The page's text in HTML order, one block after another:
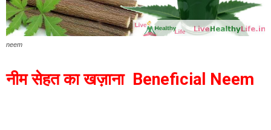
neem
नीम सेहत का खज़ाना Beneficial Neem